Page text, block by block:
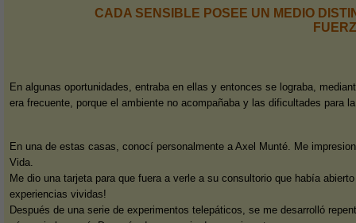
CADA SENSIBLE POSEE UN MEDIO
En algunas oportunidades, entraba en ellas y entonces se lograba,
era frecuente, porque el ambiente no acompañaba y las dificultades para
En una de estas casas, conocí personalmente a Axel Munté. Me
Vida.
Me dio una tarjeta para que fuera a verle a su consultorio que había
experiencias vividas!
Después de una serie de experimentos telepáticos, se me desarrolló